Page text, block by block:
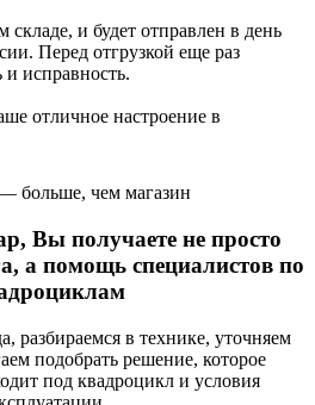
и будет отправлен в день
Перед отгрузкой еще раз
и исправность.
отличное настроение в
больше, чем магазин
Вы получаете не просто
а помощь специалистов по
разбираемся в технике, уточняем
подобрать решение, которое
под квадроцикл и условия